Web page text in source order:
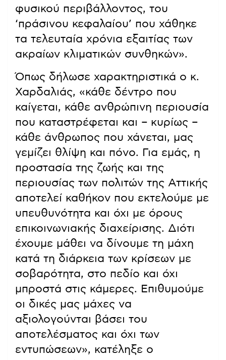
φυσικού περιβάλλοντος, του
‘πράσινου κεφαλαίου’ που χάθηκε
τα τελευταία χρόνια εξαιτίας των
ακραίων κλιματικών συνθηκών».
Όπως δήλωσε χαρακτηριστικά ο κ.
Χαρδαλιάς, «κάθε δέντρο που
καίγεται, κάθε ανθρώπινη περιουσία
που καταστρέφεται και – κυρίως –
κάθε άνθρωπος που χάνεται, μας
γεμίζει θλίψη και πόνο. Για εμάς, η
προστασία της ζωής και της
περιουσίας των πολιτών της Αττικής
αποτελεί καθήκον που εκτελούμε με
υπευθυνότητα και όχι με όρους
επικοινωνιακής διαχείρισης. Διότι
έχουμε μάθει να δίνουμε τη μάχη
κατά τη διάρκεια των κρίσεων με
σοβαρότητα, στο πεδίο και όχι
μπροστά στις κάμερες. Επιθυμούμε
οι δικές μας μάχες να
αξιολογούνται βάσει του
αποτελέσματος και όχι των
εντυπώσεων», κατέληξε ο